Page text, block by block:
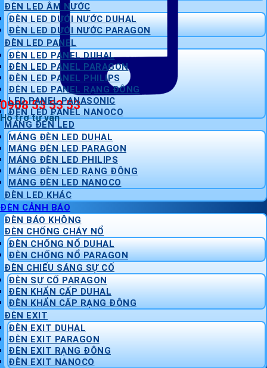
0908 53 53 53
Hỗ trợ tư vấn
ĐÈN LED ÂM NƯỚC
ĐÈN LED DƯỚI NƯỚC DUHAL
ĐÈN LED DƯỚI NƯỚC PARAGON
ĐÈN LED PANEL
ĐÈN LED PANEL DUHAL
ĐÈN LED PANEL PARAGON
ĐÈN LED PANEL PHILIPS
ĐÈN LED PANEL RẠNG ĐÔNG
LED PANEL PANASONIC
ĐÈN LED PANEL NANOCO
MÁNG ĐÈN LED
MÁNG ĐÈN LED DUHAL
MÁNG ĐÈN LED PARAGON
MÁNG ĐÈN LED PHILIPS
MÁNG ĐÈN LED RẠNG ĐÔNG
MÁNG ĐÈN LED NANOCO
ĐÈN LED KHÁC
ĐÈN CẢNH BÁO
ĐÈN BÁO KHÔNG
ĐÈN CHỐNG CHÁY NỔ
ĐÈN CHỐNG NỔ DUHAL
ĐÈN CHỐNG NỔ PARAGON
ĐÈN CHIẾU SÁNG SỰ CỐ
ĐÈN SỰ CỐ PARAGON
ĐÈN KHẨN CẤP DUHAL
ĐÈN KHẨN CẤP RẠNG ĐÔNG
ĐÈN EXIT
ĐÈN EXIT DUHAL
ĐÈN EXIT PARAGON
ĐÈN EXIT RẠNG ĐÔNG
ĐÈN EXIT NANOCO